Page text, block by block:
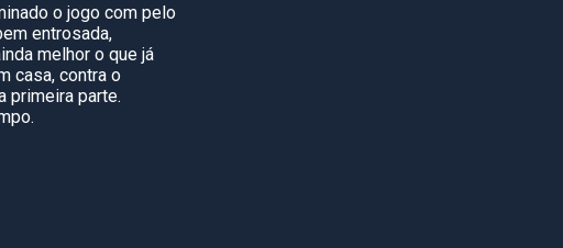
o jogo com pelo
entrosada,
melhor o que já
casa, contra o
primeira parte.